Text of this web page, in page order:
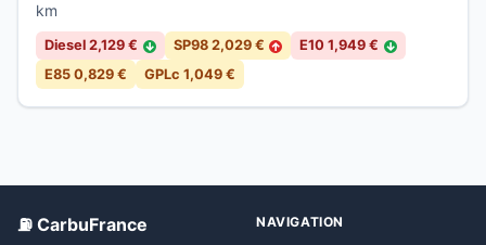
km
Diesel 2,129 € ↓ SP98 2,029 € ↑ E10 1,949 € ↓
E85 0,829 € GPLc 1,049 €
⛽ CarbuFrance NAVIGATION